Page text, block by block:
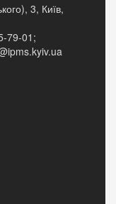
3, Київ,
79-01;